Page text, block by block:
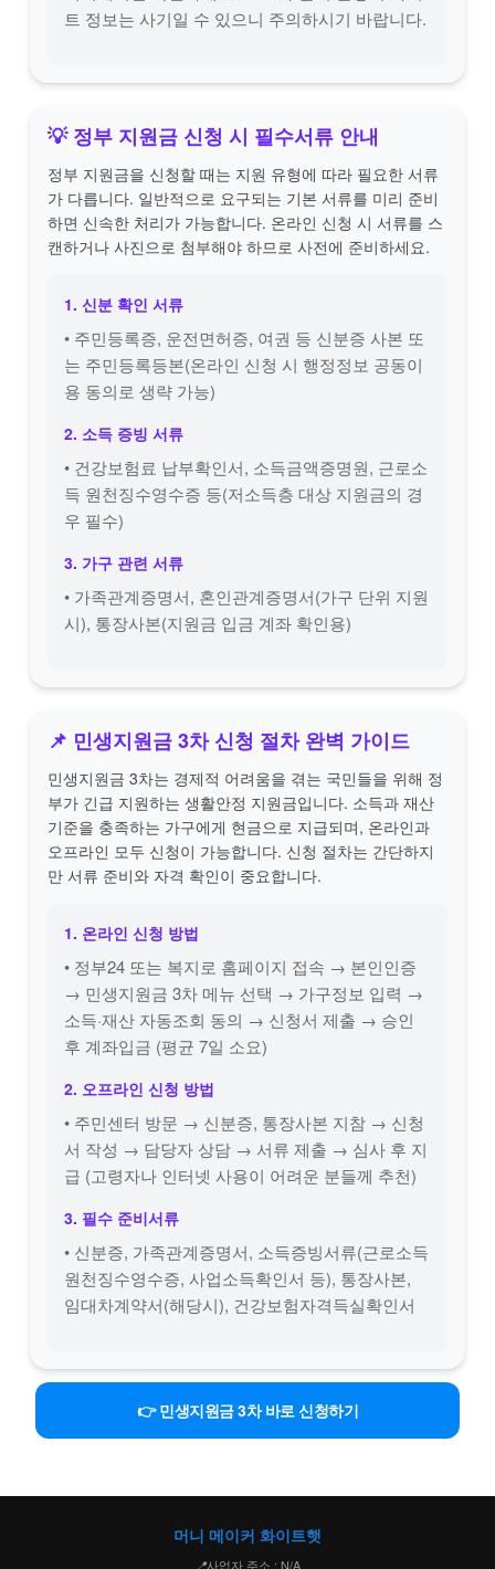
트 정보는 사기일 수 있으니 주의하시기 바랍니다.
💡 정부 지원금 신청 시 필수서류 안내
정부 지원금을 신청할 때는 지원 유형에 따라 필요한 서류
가 다릅니다. 일반적으로 요구되는 기본 서류를 미리 준비
하면 신속한 처리가 가능합니다. 온라인 신청 시 서류를 스
캔하거나 사진으로 첨부해야 하므로 사전에 준비하세요.
1. 신분 확인 서류
• 주민등록증, 운전면허증, 여권 등 신분증 사본 또
는 주민등록등본(온라인 신청 시 행정정보 공동이
용 동의로 생략 가능)
2. 소득 증빙 서류
• 건강보험료 납부확인서, 소득금액증명원, 근로소
득 원천징수영수증 등(저소득층 대상 지원금의 경
우 필수)
3. 가구 관련 서류
• 가족관계증명서, 혼인관계증명서(가구 단위 지원
시), 통장사본(지원금 입금 계좌 확인용)
📌 민생지원금 3차 신청 절차 완벽 가이드
민생지원금 3차는 경제적 어려움을 겪는 국민들을 위해 정
부가 긴급 지원하는 생활안정 지원금입니다. 소득과 재산
기준을 충족하는 가구에게 현금으로 지급되며, 온라인과
오프라인 모두 신청이 가능합니다. 신청 절차는 간단하지
만 서류 준비와 자격 확인이 중요합니다.
1. 온라인 신청 방법
• 정부24 또는 복지로 홈페이지 접속 → 본인인증
→ 민생지원금 3차 메뉴 선택 → 가구정보 입력 →
소득·재산 자동조회 동의 → 신청서 제출 → 승인
후 계좌입금 (평균 7일 소요)
2. 오프라인 신청 방법
• 주민센터 방문 → 신분증, 통장사본 지참 → 신청
서 작성 → 담당자 상담 → 서류 제출 → 심사 후 지
급 (고령자나 인터넷 사용이 어려운 분들께 추천)
3. 필수 준비서류
• 신분증, 가족관계증명서, 소득증빙서류(근로소득
원천징수영수증, 사업소득확인서 등), 통장사본,
임대차계약서(해당시), 건강보험자격득실확인서
👉 민생지원금 3차 바로 신청하기
머니 메이커 화이트햇
📍사업자 주소 : N/A